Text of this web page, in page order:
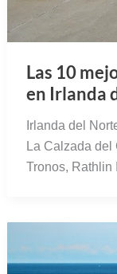
Las 10
en Irlanda
Irlanda del
La Calzada del
Tronos, Rathlin